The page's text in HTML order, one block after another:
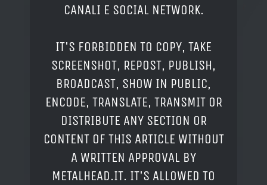
CANALI E SOCIAL NETWORK.
IT'S FORBIDDEN TO COPY, TAKE
SCREENSHOT, REPOST, PUBLISH,
BROADCAST, SHOW IN PUBLIC,
ENCODE, TRANSLATE, TRANSMIT OR
DISTRIBUTE ANY SECTION OR
CONTENT OF THIS ARTICLE WITHOUT
A WRITTEN APPROVAL BY
METALHEAD.IT. IT'S ALLOWED TO